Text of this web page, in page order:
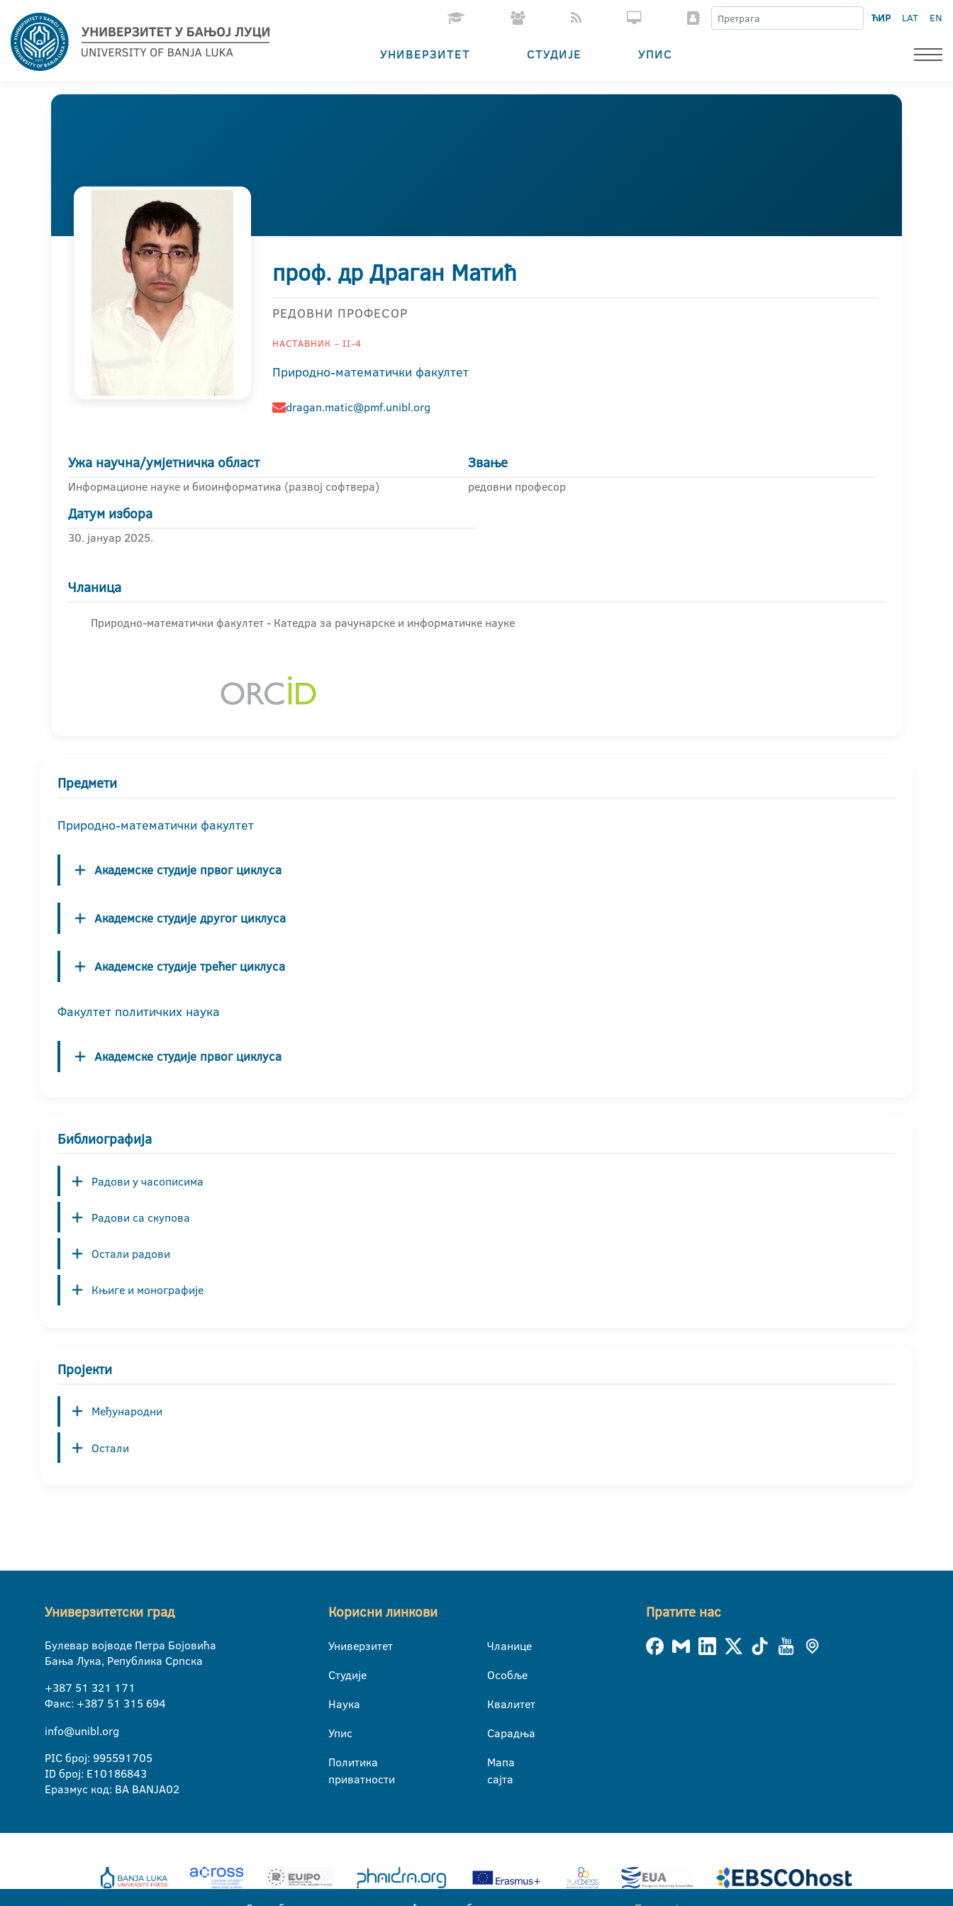
ЋИР LAT EN
УНИВЕРЗИТЕТ СТУДИЈЕ УПИС
проф. др Драган Матић
РЕДОВНИ ПРОФЕСОР
НАСТАВНИК - II-4
Природно-математички факултет
dragan.matic@pmf.unibl.org
Ужа научна/умјетничка област
Информационе науке и биоинформатика (развој софтвера)
Звање
редовни професор
Датум избора
30. јануар 2025.
Чланица
Природно-математички факултет - Катедра за рачунарске и информатичке науке
Предмети
Природно-математички факултет
Академске студије првог циклуса
Академске студије другог циклуса
Академске студије трећег циклуса
Факултет политичких наука
Академске студије првог циклуса
Библиографија
Радови у часописима
Радови са скупова
Остали радови
Књиге и монографије
Пројекти
Међународни
Остали
Универзитетски град
Булевар војводе Петра Бојовића
Бања Лука, Република Српска
+387 51 321 171
Факс: +387 51 315 694
info@unibl.org
PIC број: 995591705
ID број: E10186843
Еразмус код: BA BANJA02
Корисни линкови
Универзитет
Студије
Наука
Упис
Политика
приватности
Чланице
Особље
Квалитет
Сарадња
Мапа
сајта
Пратите нас